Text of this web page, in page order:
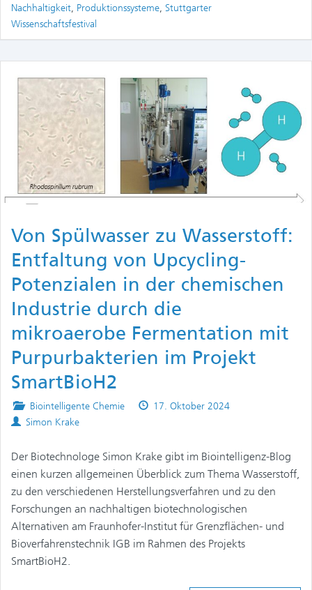
Nachhaltigkeit, Produktionssysteme, Stuttgarter
Wissenschaftsfestival
Von Spülwasser zu Wasserstoff:
Entfaltung von Upcycling-
Potenzialen in der chemischen
Industrie durch die
mikroaerobe Fermentation mit
Purpurbakterien im Projekt
SmartBioH2
Posted
in
Biointelligente Chemie
Published
17. Oktober 2024
Authors
Simon Krake
Der Biotechnologe Simon Krake gibt im Biointelligenz-Blog
einen kurzen allgemeinen Überblick zum Thema Wasserstoff,
zu den verschiedenen Herstellungsverfahren und zu den
Forschungen an nachhaltigen biotechnologischen
Alternativen am Fraunhofer-Institut für Grenzflächen- und
Bioverfahrenstechnik IGB im Rahmen des Projekts
SmartBioH2.